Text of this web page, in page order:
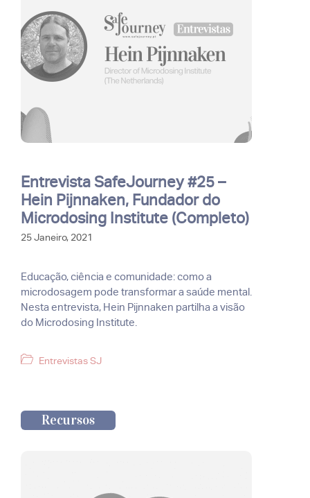
Entrevista SafeJourney #25 –
Hein Pijnnaken, Fundador do
Microdosing Institute (Completo)
25 Janeiro, 2021
Educação, ciência e comunidade: como a
microdosagem pode transformar a saúde mental.
Nesta entrevista, Hein Pijnnaken partilha a visão
do Microdosing Institute.
Categorias
Entrevistas SJ
Recursos